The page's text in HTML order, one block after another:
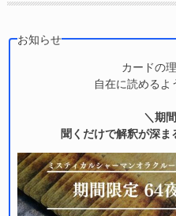
お知らせ
カードの
自在に読めるよ
＼期
聞くだけで解釈が深ま